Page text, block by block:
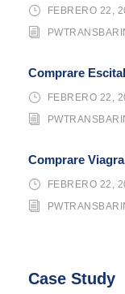
FEBRERO 22,
Comprare
FEBRERO 22,
Comprare
FEBRERO 22,
Case Study